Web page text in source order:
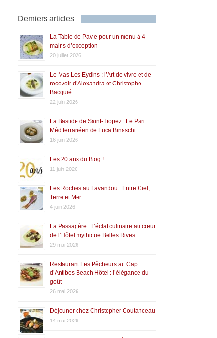
Derniers articles
La Table de Pavie pour un menu à 4
mains d’exception
20 juillet 2026
Le Mas Les Eydins : l’Art de vivre et de
recevoir d’Alexandra et Christophe
Bacquié
22 juin 2026
La Bastide de Saint-Tropez : Le Pari
Méditerranéen de Luca Binaschi
16 juin 2026
Les 20 ans du Blog !
11 juin 2026
Les Roches au Lavandou : Entre Ciel,
Terre et Mer
4 juin 2026
La Passagère : L’éclat culinaire au cœur
de l’Hôtel mythique Belles Rives
29 mai 2026
Restaurant Les Pêcheurs au Cap
d’Antibes Beach Hôtel : l’élégance du
goût
26 mai 2026
Déjeuner chez Christopher Coutanceau
14 mai 2026